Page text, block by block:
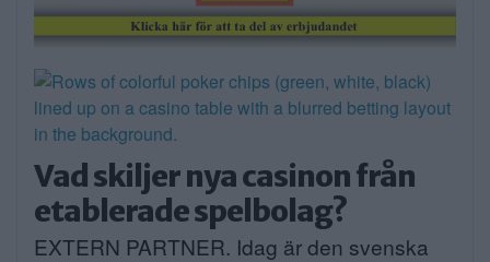
Vad skiljer nya casinon från
etablerade spelbolag?
EXTERN PARTNER. Idag är den svenska